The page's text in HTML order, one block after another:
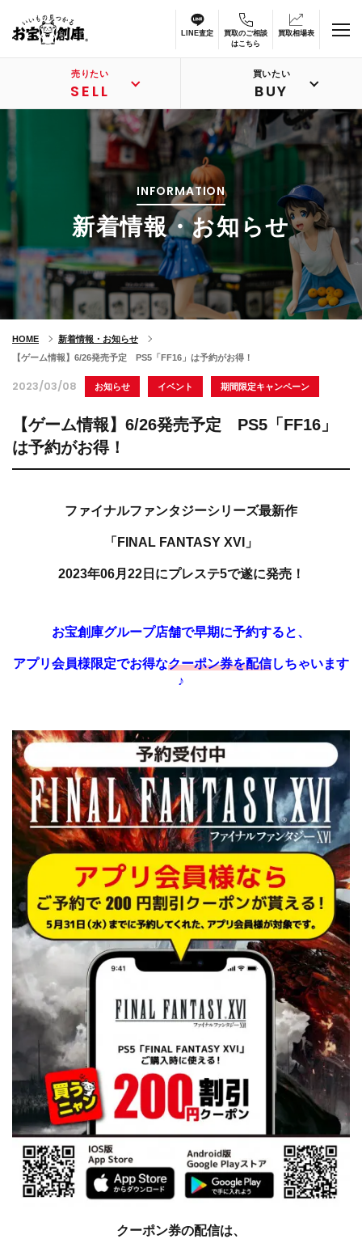
LINE査定
買取のご相談
はこちら
買取相場表
売りたい
SELL
買いたい
BUY
INFORMATION
新着情報・お知らせ
HOME
新着情報・お知らせ
【ゲーム情報】6/26発売予定 PS5「FF16」は予約がお得！
2023/03/08 お知らせ イベント 期間限定キャンペーン
【ゲーム情報】6/26発売予定 PS5「FF16」
は予約がお得！
ファイナルファンタジーシリーズ最新作
「FINAL FANTASY XVI」
2023年06月22日にプレステ5で遂に発売！
お宝創庫グループ店舗で早期に予約すると、
アプリ会員様限定でお得なクーポン券を配信しちゃいます
♪
クーポン券の配信は、